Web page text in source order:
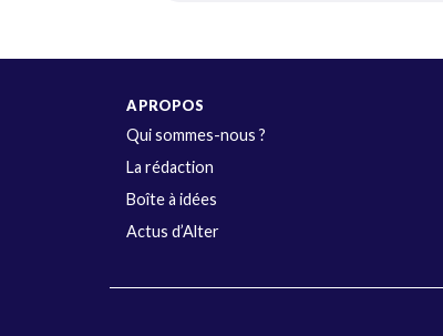
A PROPOS
Qui sommes-nous ?
La rédaction
Boîte à idées
Actus d’Alter